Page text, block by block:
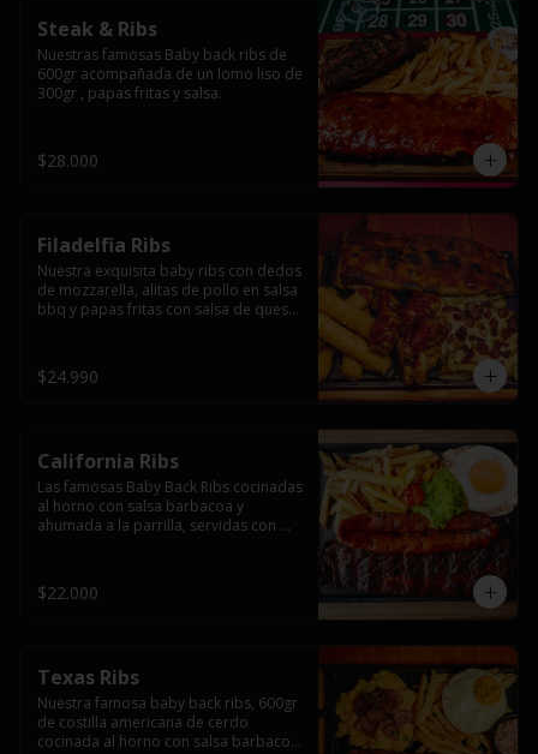
Steak & Ribs
Nuestras famosas Baby back ribs de
600gr acompañada de un lomo liso de
300gr , papas fritas y salsa.
$28.000
Filadelfia Ribs
Nuestra exquisita baby ribs con dedos
de mozzarella, alitas de pollo en salsa
bbq y papas fritas con salsa de queso
$24.990
California Ribs
Las famosas Baby Back Ribs cocinadas
al horno con salsa barbacoa y
ahumada a la parrilla, servidas con
$22.000
Texas Ribs
Nuestra famosa baby back ribs, 600gr
de costilla americana de cerdo
cocinada al horno con salsa barbacoa